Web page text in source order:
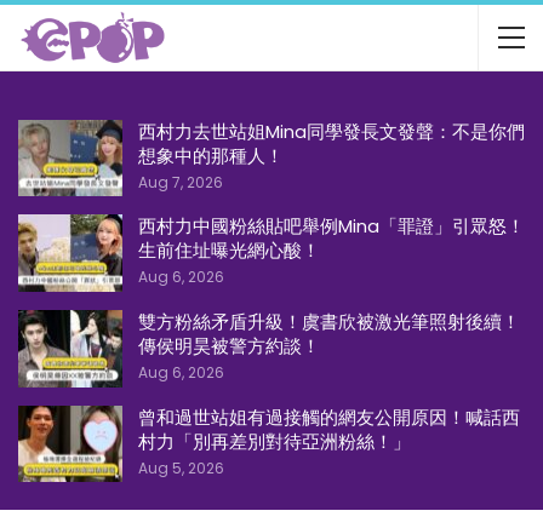
西村力去世站姐Mina同學發長文發聲：不是你們
想象中的那種人！
Aug 7, 2026
西村力中國粉絲貼吧舉例Mina「罪證」引眾怒！
生前住址曝光網心酸！
Aug 6, 2026
雙方粉絲矛盾升級！虞書欣被激光筆照射後續！
傳侯明昊被警方約談！
Aug 6, 2026
曾和過世站姐有過接觸的網友公開原因！喊話西
村力「別再差別對待亞洲粉絲！」
Aug 5, 2026